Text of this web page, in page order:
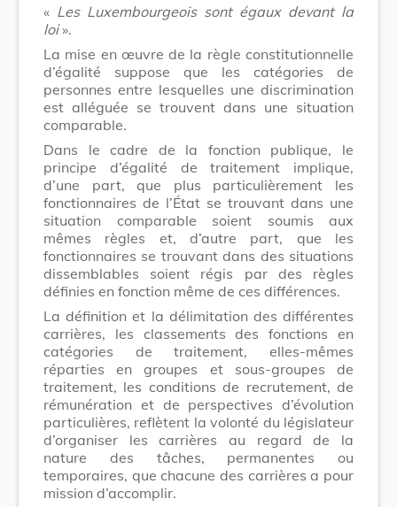
« Les Luxembourgeois sont égaux devant la
loi».
La mise en œuvre de la règle constitutionnelle
d’égalité suppose que les catégories de
personnes entre lesquelles une discrimination
est alléguée se trouvent dans une situation
comparable.
Dans le cadre de la fonction publique, le
principe d’égalité de traitement implique,
d’une part, que plus particulièrement les
fonctionnaires de l’État se trouvant dans une
situation comparable soient soumis aux
mêmes règles et, d’autre part, que les
fonctionnaires se trouvant dans des situations
dissemblables soient régis par des règles
définies en fonction même de ces différences.
La définition et la délimitation des différentes
carrières, les classements des fonctions en
catégories de traitement, elles-mêmes
réparties en groupes et sous-groupes de
traitement, les conditions de recrutement, de
rémunération et de perspectives d’évolution
particulières, reflètent la volonté du législateur
d’organiser les carrières au regard de la
nature des tâches, permanentes ou
temporaires, que chacune des carrières a pour
mission d’accomplir.